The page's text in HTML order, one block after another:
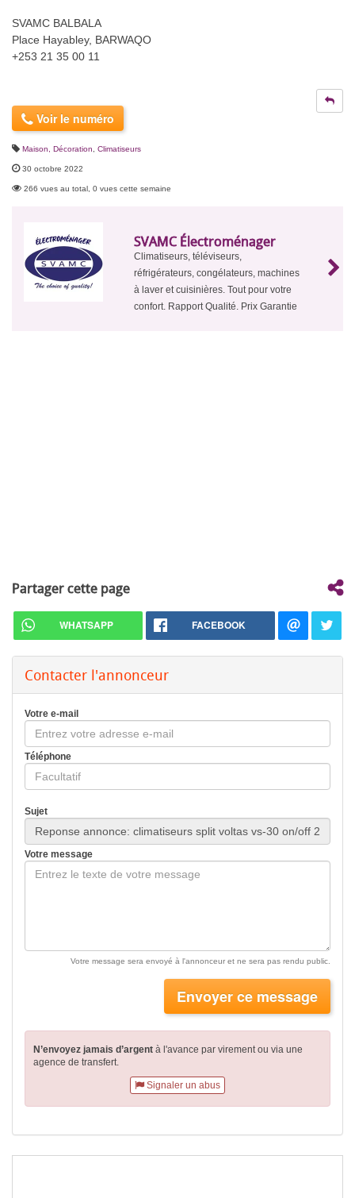
SVAMC BALBALA
Place Hayabley, BARWAQO
+253 21 35 00 11
Voir le numéro
Maison, Décoration Climatiseurs
30 octobre 2022
266 vues au total, 0 vues cette semaine
SVAMC Électroménager
Climatiseurs, téléviseurs,
réfrigérateurs, congélateurs, machines
à laver et cuisinières. Tout pour votre
confort. Rapport Qualité. Prix Garantie
Partager cette page
WHATSAPP FACEBOOK
Contacter l'annonceur
Votre e-mail
Téléphone
Sujet
Votre message
Votre message sera envoyé à l'annonceur et ne sera pas rendu public.
Envoyer ce message
N’envoyez jamais d’argent à l'avance par virementou via une
agence de transfert.
Signaler un abus